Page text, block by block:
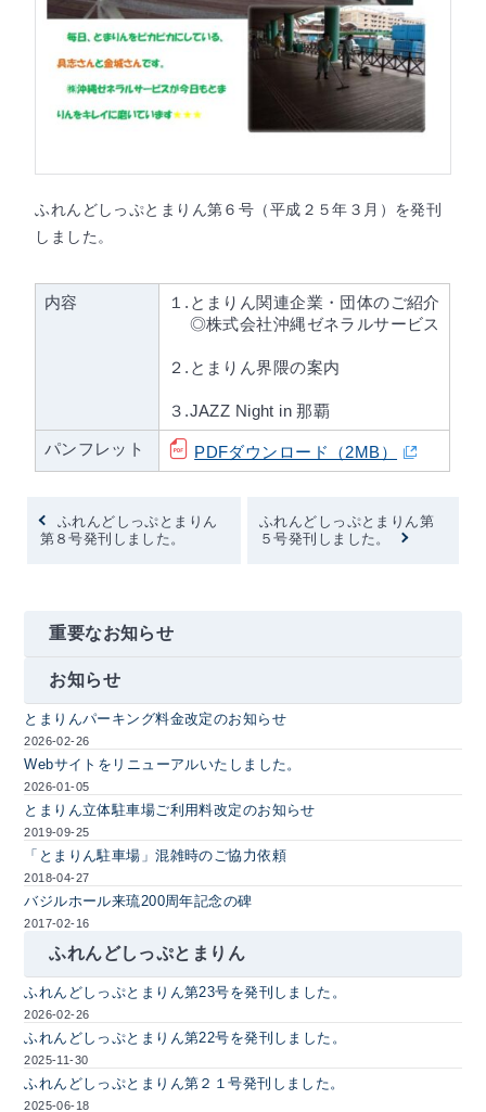
ふれんどしっぷとまりん第６号（平成２５年３月）を発刊
しました。
内容
１.とまりん関連企業・団体のご紹介
◎株式会社沖縄ゼネラルサービス
２.とまりん界隈の案内
３.JAZZ Night in 那覇
パンフレット PDFダウンロード（2MB）
ふれんどしっぷとまりん
第８号発刊しました。
ふれんどしっぷとまりん第
５号発刊しました。
重要なお知らせ
お知らせ
とまりんパーキング料金改定のお知らせ
2026-02-26
Webサイトをリニューアルいたしました。
2026-01-05
とまりん立体駐車場ご利用料改定のお知らせ
2019-09-25
「とまりん駐車場」混雑時のご協力依頼
2018-04-27
バジルホール来琉200周年記念の碑
2017-02-16
ふれんどしっぷとまりん
ふれんどしっぷとまりん第23号を発刊しました。
2026-02-26
ふれんどしっぷとまりん第22号を発刊しました。
2025-11-30
ふれんどしっぷとまりん第２１号発刊しました。
2025-06-18